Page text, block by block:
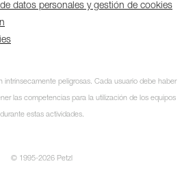
datos personales y gestión de cookies
intrínsecamente peligrosas. Cada usuario debe haber
las competencias para la utilización de los equipos
durante estas actividades.
© 1995-2026 Petzl